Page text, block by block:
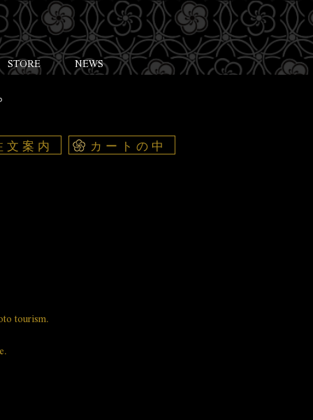
STORE NEWS
文案内 カートの中
tourism.